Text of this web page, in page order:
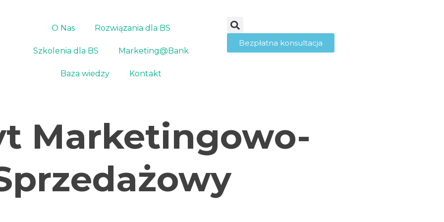
O Nas Rozwiązania dla BS
Szkolenia dla BS Marketing@Bank
Baza wiedzy Kontakt
Bezpłatna konsultacja
Marketingowo-